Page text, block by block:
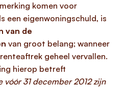
komen voor
een eigenwoningschuld, is
van de
van groot belang; wanneer
geheel vervallen.
hierop betreft
31 december 2012 zijn